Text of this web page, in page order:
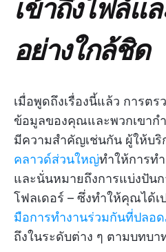
เข้าถึงไฟล์แ
อย่างใกล้ชิด
เมื่อพูดถึงเรื่องนี้แล้ว การตร
ข้อมูลของคุณและพวกเขาก
มีความสำคัญเช่นกัน ผู้ให้บริ
คลาวด์ส่วนใหญ่ทำให้การท
และนั่นหมายถึงการแบ่งปันก
โฟลเดอร์ – ซึ่งทำให้คุณได้เ
มือการทำงานร่วมกันที่ปลอ
ถึงในระดับต่าง ๆ ตามบทบา